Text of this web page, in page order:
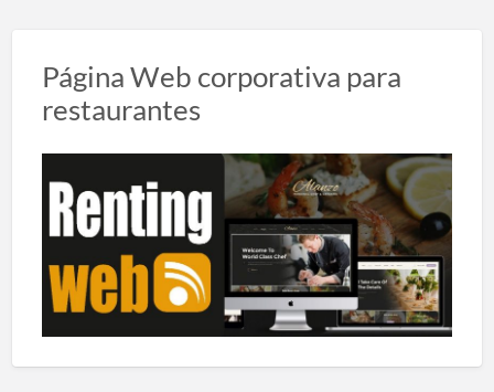
Página Web corporativa para
restaurantes